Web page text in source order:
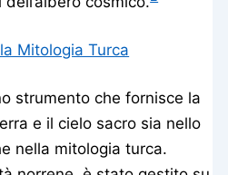
Mitologia Turca
strumento che fornisce la
e il cielo sacro sia nello
nella mitologia turca.